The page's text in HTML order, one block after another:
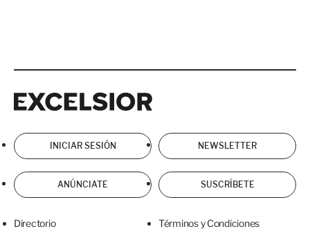
INICIAR SESIÓN NEWSLETTER
ANÚNCIATE SUSCRÍBETE
Directorio Términos y Condiciones